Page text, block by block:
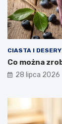
CIASTA I DESERY
Co można
28 lipca 2026